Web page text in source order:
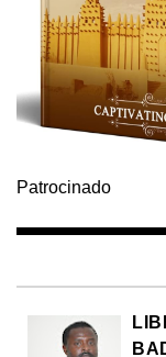
Patrocinado